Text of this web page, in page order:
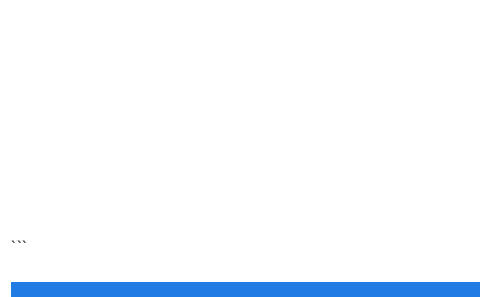
```